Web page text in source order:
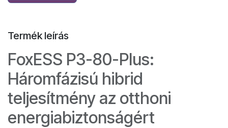
Termék leírás
FoxESS P3-80-Plus:
Háromfázisú hibrid
teljesítmény az otthoni
energiabiztonságért